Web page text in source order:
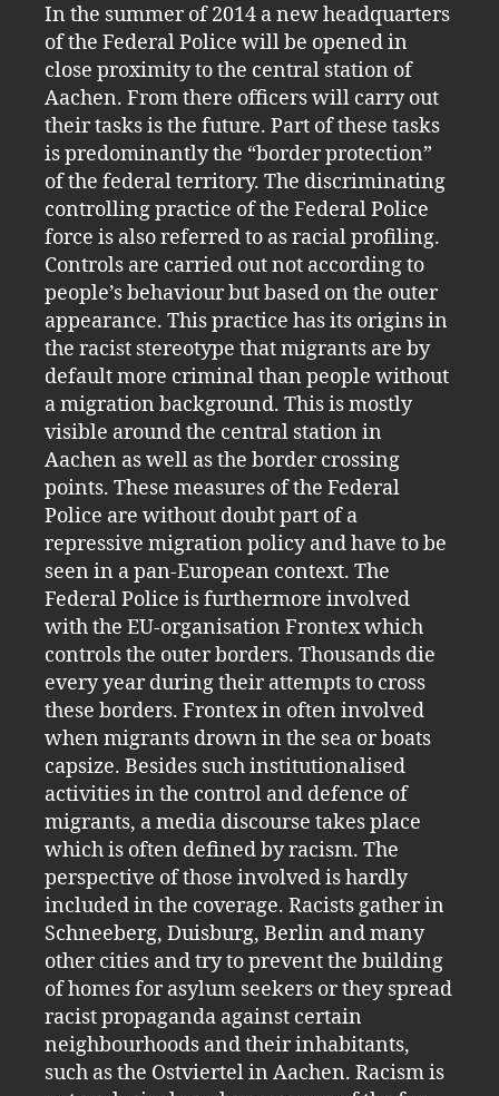
In the summer of 2014 a new headquarters
of the Federal Police will be opened in
close proximity to the central station of
Aachen. From there officers will carry out
their tasks is the future. Part of these tasks
is predominantly the “border protection”
of the federal territory. The discriminating
controlling practice of the Federal Police
force is also referred to as racial profiling.
Controls are carried out not according to
people’s behaviour but based on the outer
appearance. This practice has its origins in
the racist stereotype that migrants are by
default more criminal than people without
a migration background. This is mostly
visible around the central station in
Aachen as well as the border crossing
points. These measures of the Federal
Police are without doubt part of a
repressive migration policy and have to be
seen in a pan-European context. The
Federal Police is furthermore involved
with the EU-organisation Frontex which
controls the outer borders. Thousands die
every year during their attempts to cross
these borders. Frontex in often involved
when migrants drown in the sea or boats
capsize. Besides such institutionalised
activities in the control and defence of
migrants, a media discourse takes place
which is often defined by racism. The
perspective of those involved is hardly
included in the coverage. Racists gather in
Schneeberg, Duisburg, Berlin and many
other cities and try to prevent the building
of homes for asylum seekers or they spread
racist propaganda against certain
neighbourhoods and their inhabitants,
such as the Ostviertel in Aachen. Racism is